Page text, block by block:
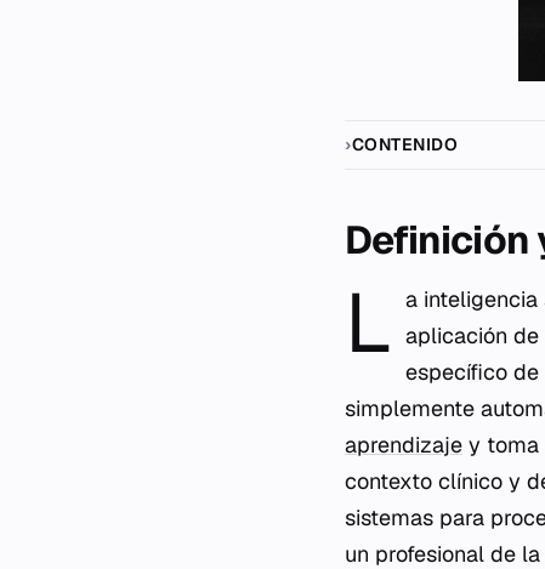
CONTENIDO
Definición
L a
aplicación de
específico de
simplemente
aprendizaje y toma
contexto clínico y
sistemas para
un profesional de